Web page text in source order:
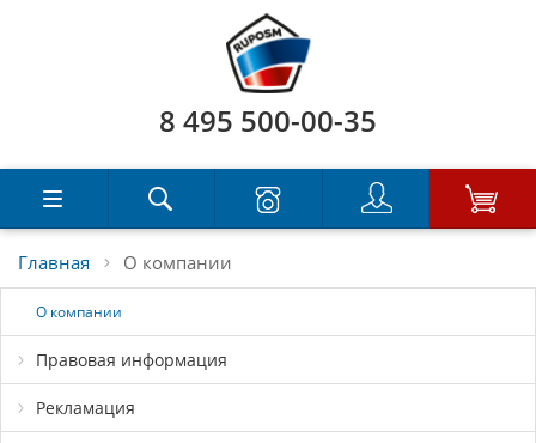
8 495 500-00-35
Главная О компании
О компании
Правовая информация
Рекламация